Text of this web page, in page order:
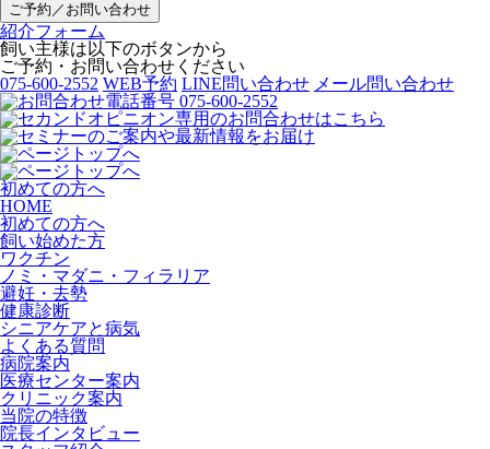
ご予約／お問い合わせ
紹介フォーム
飼い主様は以下のボタンから
ご予約・お問い合わせください
075-600-2552 WEB予約 LINE問い合わせ メール問い合わせ
初めての方へ
HOME
初めての方へ
飼い始めた方
ワクチン
ノミ・マダニ・フィラリア
避妊・去勢
健康診断
シニアケアと病気
よくある質問
病院案内
医療センター案内
クリニック案内
当院の特徴
院長インタビュー